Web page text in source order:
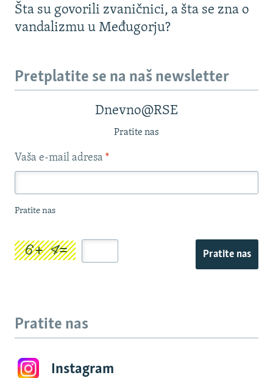
Šta su govorili zvaničnici, a šta se zna o
vandalizmu u Međugorju?
Pretplatite se na naš newsletter
Dnevno@RSE
Pratite nas
Vaša e-mail adresa *
Pratite nas
Pratite nas
Pratite nas
Instagram